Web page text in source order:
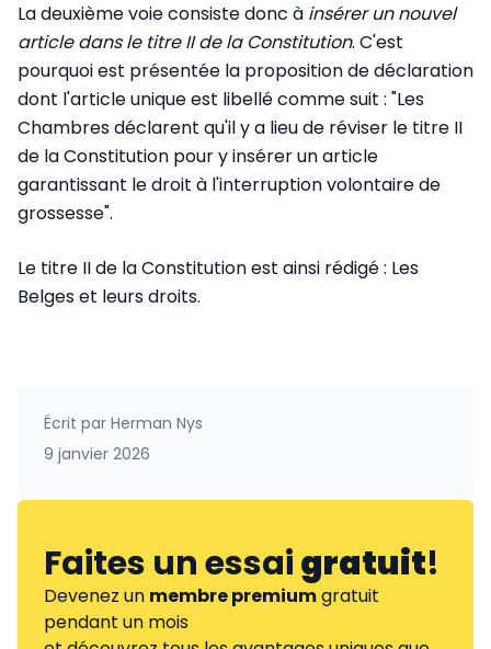
La deuxième voie consiste donc à insérer un nouvel
article dans le titre II de la Constitution. C'est
pourquoi est présentée la proposition de déclaration
dont l'article unique est libellé comme suit : "Les
Chambres déclarent qu'il y a lieu de réviser le titre II
de la Constitution pour y insérer un article
garantissant le droit à l'interruption volontaire de
grossesse".
Le titre II de la Constitution est ainsi rédigé : Les
Belges et leurs droits.
Écrit par Herman Nys
9 janvier 2026
Faites un essaigratuit!
Devenez un membre premiumgratuit
pendant un mois